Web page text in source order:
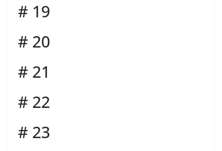
# 19
# 20
# 21
# 22
# 23